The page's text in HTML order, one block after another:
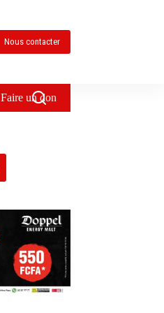
Nous contacter
Faire un don